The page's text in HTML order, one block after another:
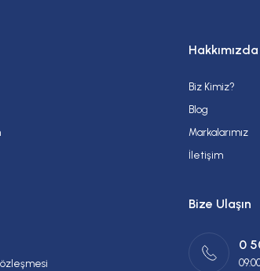
Hakkımızda
Biz Kimiz?
Blog
Markalarımız
İletişim
Bize Ulaşın
0